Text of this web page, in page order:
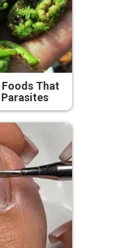
That